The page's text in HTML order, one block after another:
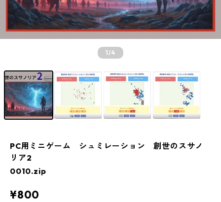
1/4
PC用ミニゲーム シュミレーション 創世のスサノ
リア2
0010.zip
¥800